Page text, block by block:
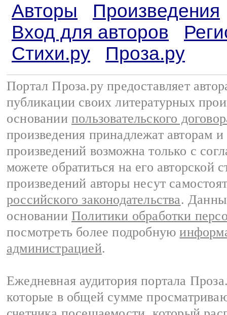
Авторы
Произведения
Вход для авторов
Стихи.ру
Проза.ру
Портал Проза.ру предоставляет
публикации своих литературных
основании пользовательского
произведения принадлежат авторам
произведений возможна только с
можете обратиться на его авторской
произведений авторы несут
российского законодательства.
основании Политики обработки
посмотреть более подробную
администрацией.
Ежедневная аудитория портала
которые в общей сумме